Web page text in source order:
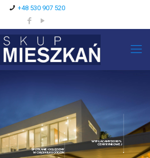
+48 530 907 520
SPOTKANIE I OGLĘDZNY
W CIĄGU KILKU GODZIN
WYPŁACAMY DO 90%
CENY RYNKOWEJ